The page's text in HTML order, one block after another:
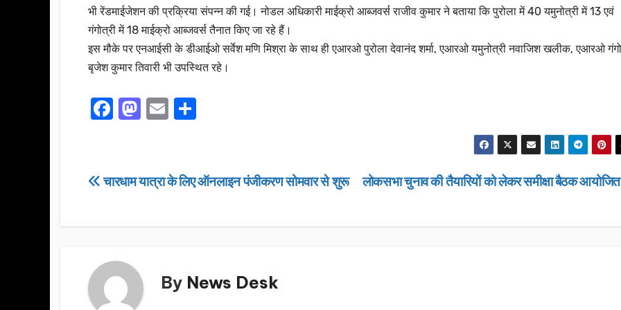
भी रेंडमाईजेशन की प्रक्रिया संपन्न की गई। नोडल अधिकारी माईक्रो आब्जवर्स राजीव कुमार ने बताया कि पुरोला में 40 यमुनोत्री में 13 एवं
गंगोत्री में 18 माईक्रो आब्जवर्स तैनात किए जा रहे हैं।
इस मौके पर एनआईसी के डीआईओ सर्वेश मणि मिश्रा के साथ ही एआरओ पुरोला देवानंद शर्मा, एआरओ यमुनोत्री नवाजिश खलीक, एआरओ
बृजेश कुमार तिवारी भी उपस्थित रहे।
F
e
k
M
o
E
e
Post
लोकसभा चुनाव की तैयारियों को लेकर समीक्षा बैठक आयोजित
चारधाम यात्रा के लिए ऑनलाइन पंजीकरण सोमवार से शुरू
By News Desk
उत्तराखण्ड उत्तराखण्ड उत्तराखण्ड उत्तराखण्ड